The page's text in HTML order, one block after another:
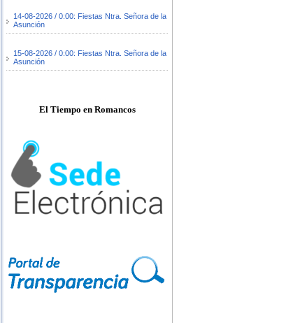
14-08-2026 / 0:00: Fiestas Ntra. Señora de la
Asunción
15-08-2026 / 0:00: Fiestas Ntra. Señora de la
Asunción
El Tiempo en Romancos